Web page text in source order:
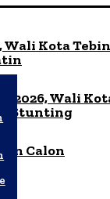
Kota
2026, Wali
Stunting
Calon